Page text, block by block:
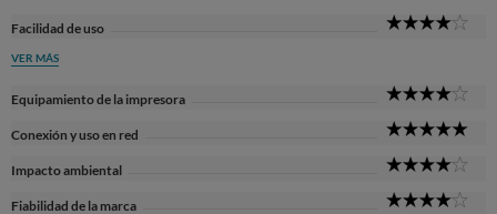
Facilidad de uso
VER MÁS
Equipamiento de la impresora
Conexión y uso en red
Impacto ambiental
Fiabilidad de la marca